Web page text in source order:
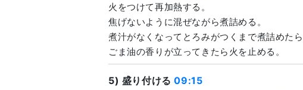
火をつけて再加熱する。
焦げないように混ぜながら煮詰める。
煮汁がなくなってとろみがつくまで煮詰めた
ごま油の香りが立ってきたら火を止める。
5) 盛り付ける09:15